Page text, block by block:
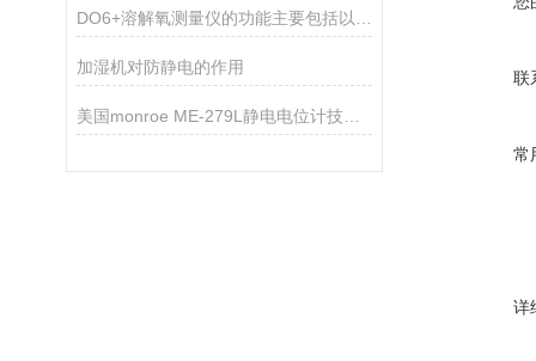
加湿机对防静电的作用
美国monroe ME-279L静电电位计技术参数
联
常
详